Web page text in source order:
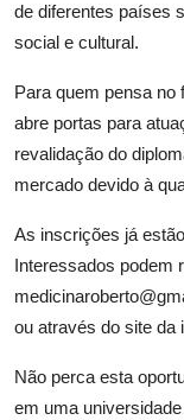
de diferentes países
social e cultural.
Para quem pensa no
abre portas para
revalidação do
mercado devido à
As inscrições já
Interessados podem
ou através do site da
Não perca esta
em uma